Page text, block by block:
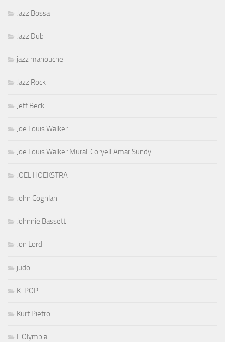
Jazz Bossa
Jazz Dub
jazz manouche
Jazz Rock
Jeff Beck
Joe Louis Walker
Joe Louis Walker Murali Coryell Amar Sundy
JOEL HOEKSTRA
John Coghlan
Johnnie Bassett
Jon Lord
judo
K-POP
Kurt Pietro
L'Olympia